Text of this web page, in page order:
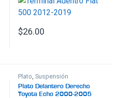
$26.00
Plato ,Suspensión
Plato Delantero Derecho
Toyota Echo 2000-2005